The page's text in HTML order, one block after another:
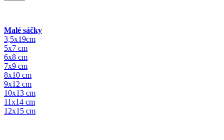
Malé sáčky
3,5x19cm
5x7 cm
6x8 cm
7x9 cm
8x10 cm
9x12 cm
10x13 cm
11x14 cm
12x15 cm